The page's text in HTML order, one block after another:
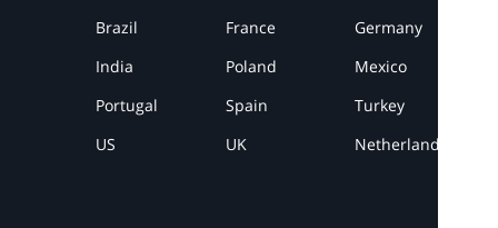
Brazil
France
Germany
India
Poland
Mexico
Portugal
Spain
Turkey
US
UK Netherlands